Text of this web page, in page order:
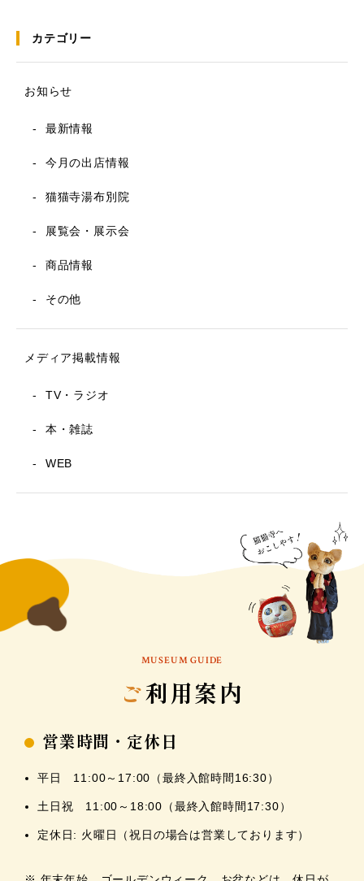
カテゴリー
お知らせ
最新情報
今月の出店情報
猫猫寺湯布別院
展覧会・展示会
商品情報
その他
メディア掲載情報
TV・ラジオ
本・雑誌
WEB
MUSEUM GUIDE
ご 利用案内
営業時間・定休日
平日 11:00～17:00（最終入館時間16:30）
土日祝 11:00～18:00（最終入館時間17:30）
定休日: 火曜日（祝日の場合は営業しております）